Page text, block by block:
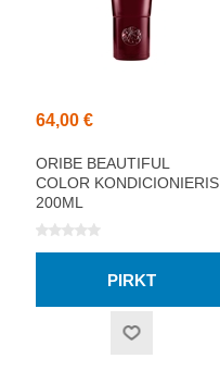
64,00 €
ORIBE BEAUTIFUL
COLOR KONDICIONIERIS
200ML